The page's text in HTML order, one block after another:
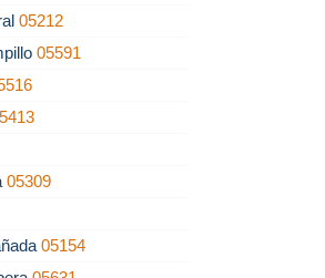
05212
05591
05309
05154